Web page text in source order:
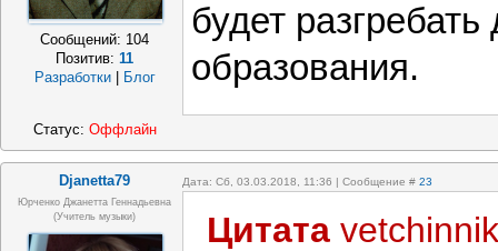
Сообщений: 104
Позитив:11
Разработки
Блог
будет
образования.
Статус: Оффлайн
Djanetta79 Дата: Сб, 03.03.2018, 11:36 | Сообщение # 23
Юрченко Джанетта Геннадьевна
(Учитель музыки)
Цитата